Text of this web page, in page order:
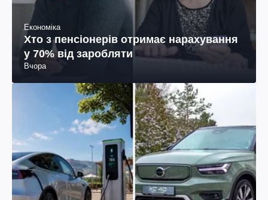
Економіка
Хто з пенсіонерів отримає нарахування
у 70% від заробляти
Вчора